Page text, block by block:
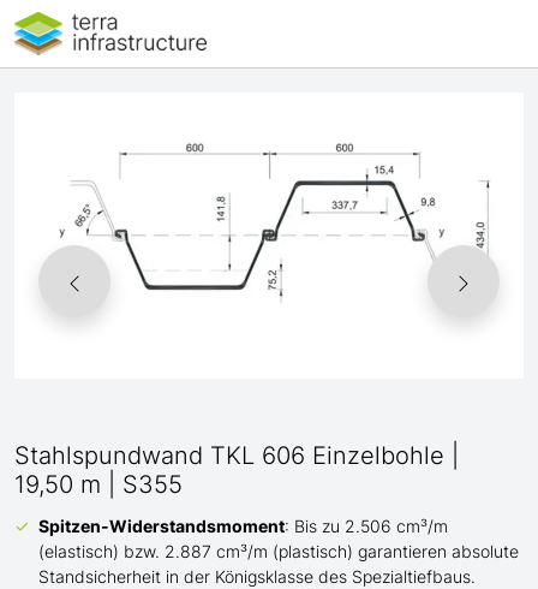
Stahlspundwand TKL 606 Einzelbohle |
19,50 m | S355
Spitzen-Widerstandsmoment: Bis zu 2.506 cm³/m
(elastisch) bzw. 2.887 cm³/m (plastisch) garantieren absolute
Standsicherheit in der Königsklasse des Spezialtiefbaus.